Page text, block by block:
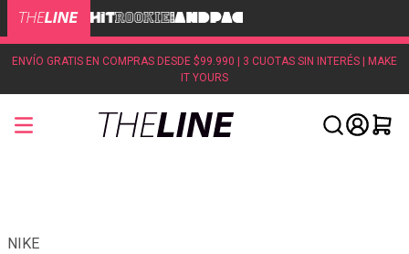
ENVÍO GRATIS EN COMPRAS DESDE $99.990 | 3 CUOTAS SIN INTERÉS | MAKE
IT YOURS
NIKE